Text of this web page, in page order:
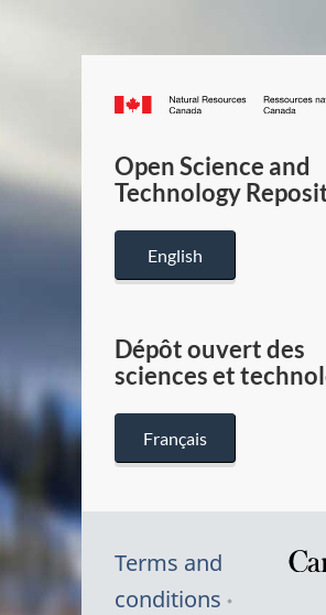
Canada.ca
Open Science and
Technology
English
Dépôt ouvert des
sciences et
Français
Terms and
conditions